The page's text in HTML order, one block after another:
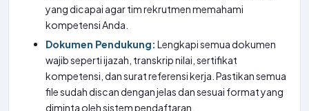
yang dicapai agar tim rekrutmen memahami
kompetensi Anda.
Dokumen Pendukung: Lengkapi semua dokumen
wajib seperti ijazah, transkrip nilai, sertifikat
kompetensi, dan surat referensi kerja. Pastikan semua
file sudah discan dengan jelas dan sesuai format yang
diminta oleh sistem pendaftaran.